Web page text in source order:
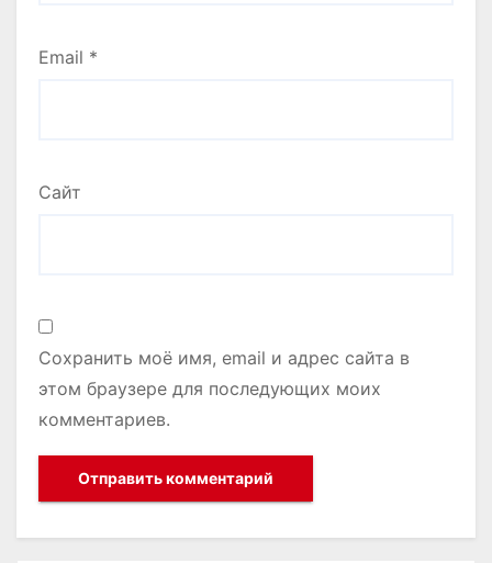
Email *
Сайт
Сохранить моё имя, email и адрес сайта в
этом браузере для последующих моих
комментариев.